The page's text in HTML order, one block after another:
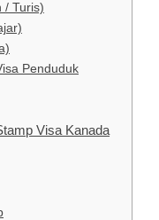
/ Turis)
Penduduk
Visa Kanada